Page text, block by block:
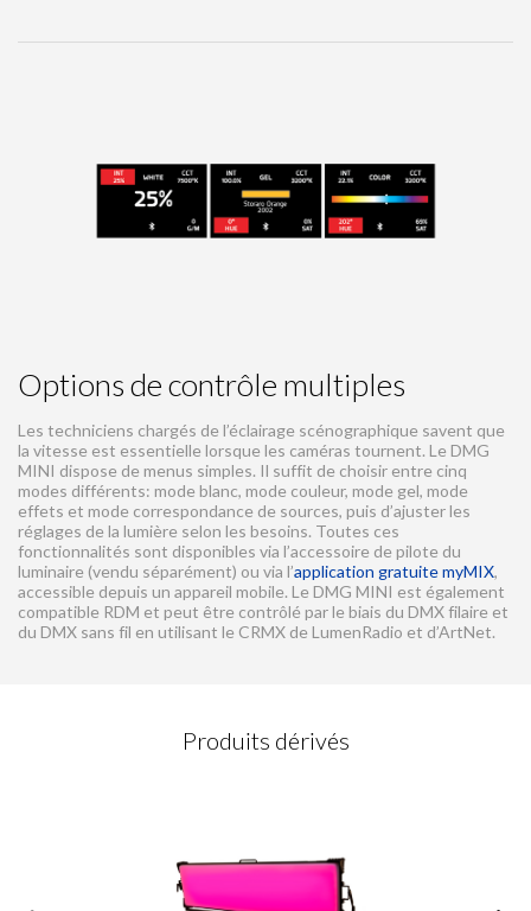
Options de contrôle multiples
Les techniciens chargés de l’éclairage scénographique savent que
la vitesse est essentielle lorsque les caméras tournent. Le DMG
MINI dispose de menus simples. Il suffit de choisir entre cinq
modes différents: mode blanc, mode couleur, mode gel, mode
effets et mode correspondance de sources, puis d’ajuster les
réglages de la lumière selon les besoins. Toutes ces
fonctionnalités sont disponibles via l’accessoire de pilote du
luminaire (vendu séparément) ou via l’application gratuite myMIX,
accessible depuis un appareil mobile. Le DMG MINI est également
compatible RDM et peut être contrôlé par le biais du DMX filaire et
du DMX sans fil en utilisant le CRMX de LumenRadio et d’ArtNet.
Produits dérivés